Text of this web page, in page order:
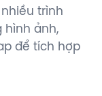
trình
hình ảnh,
để tích hợp